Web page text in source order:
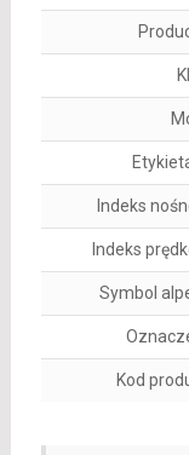
Indeks
Indeks
Symbol
Kod